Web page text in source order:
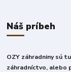
Náš príbeh
OZY záhradniny sú
záhradníctvo, alebo